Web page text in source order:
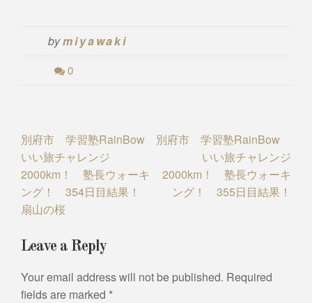
bymiyawaki
0
Post
navigation
別府市 学習塾RainBow
いい旅チャレンジ
2000km！ 塾長ウォーキ
ング！ 354日目結果！
扇山の桜
別府市 学習塾RainBow
いい旅チャレンジ
2000km！ 塾長ウォーキ
ング！ 355日目結果！
Leave a Reply
Your email address will not be published. Required
fields are marked *